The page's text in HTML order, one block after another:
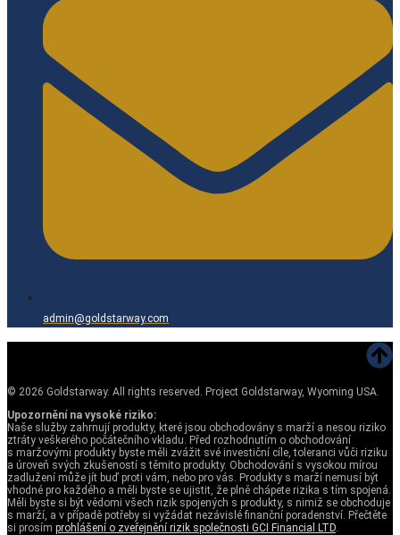
admin@goldstarway.com
© 2026 Goldstarway. All rights reserved. Project Goldstarway, Wyoming USA.
Upozornění na vysoké riziko:
Naše služby zahrnují produkty, které jsou obchodovány s marží a nesou riziko
ztráty veškerého počátečního vkladu. Před rozhodnutím o obchodování
s maržovými produkty byste měli zvážit své investiční cíle, toleranci vůči riziku
a úroveň svých zkušeností s těmito produkty. Obchodování s vysokou mírou
zadlužení může jít buď proti vám, nebo pro vás. Produkty s marží nemusí být
vhodné pro každého a měli byste se ujistit, že plně chápete rizika s tím spojená.
Měli byste si být vědomi všech rizik spojených s produkty, s nimiž se obchoduje
s marží, a v případě potřeby si vyžádat nezávislé finanční poradenství. Přečtěte
si prosím prohlášení o zveřejnění rizik společnosti GCI Financial LTD